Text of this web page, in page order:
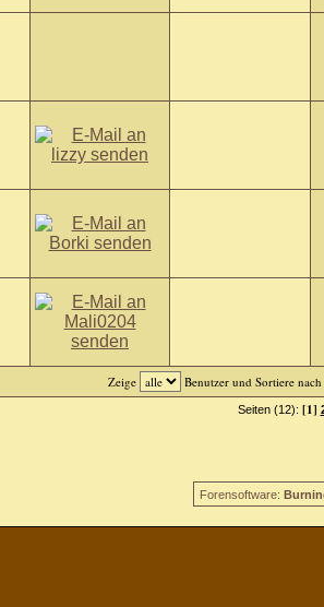
Zeige Benutzer und Sortiere nach
Seiten (12): [1]
Forensoftware: